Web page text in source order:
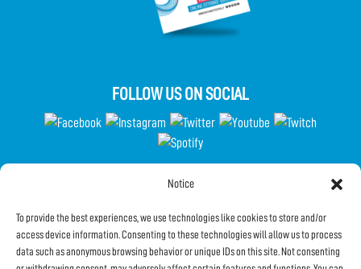
Notice
To provide the best experiences, we use technologies like cookies to store and/or
access device information. Consenting to these technologies will allow us to process
data such as anonymous browsing behavior or unique IDs on this site. Not consenting
FOLLOW US ON SOCIAL
Partecipa al Questionario
Subscribe to the Newsletter